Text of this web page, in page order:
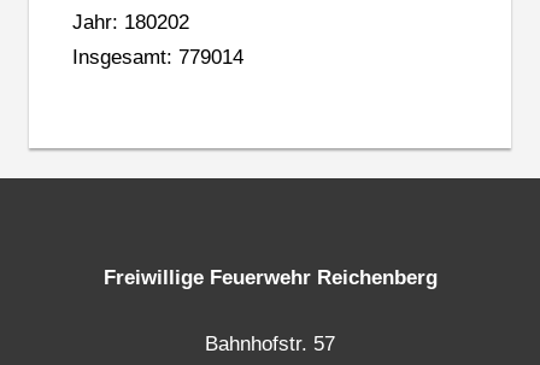
Jahr: 180202
Insgesamt: 779014
Freiwillige Feuerwehr Reichenberg
Bahnhofstr. 57